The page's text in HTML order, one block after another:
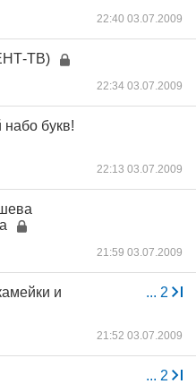
22:40 03.07.2009
ТВ)
22:34 03.07.2009
букв!
22:13 03.07.2009
21:59 03.07.2009
... 2
и
21:52 03.07.2009
... 2